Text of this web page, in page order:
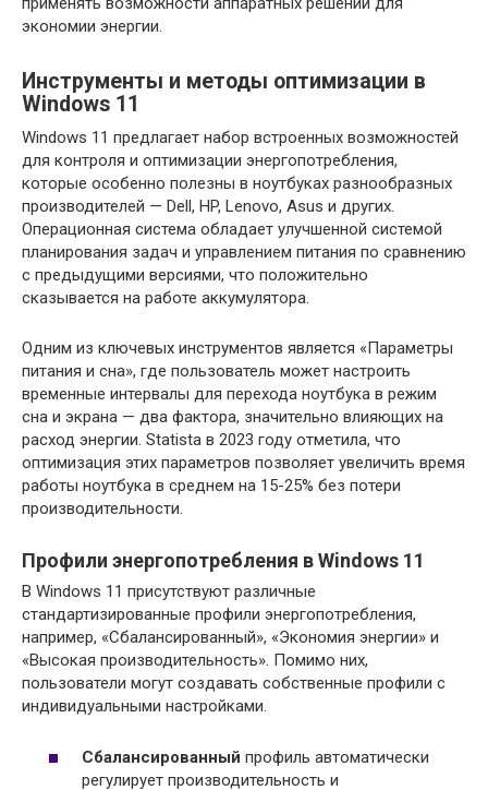
экономии энергии.
Инструменты и методы оптимизации в
Windows 11
Windows 11 предлагает набор встроенных возможностей
для контроля и оптимизации энергопотребления,
которые особенно полезны в ноутбуках разнообразных
производителей — Dell, HP, Lenovo, Asus и других.
Операционная система обладает улучшенной системой
планирования задач и управлением питания по сравнению
с предыдущими версиями, что положительно
сказывается на работе аккумулятора.
Одним из ключевых инструментов является «Параметры
питания и сна», где пользователь может настроить
временные интервалы для перехода ноутбука в режим
сна и экрана — два фактора, значительно влияющих на
расход энергии. Statista в 2023 году отметила, что
оптимизация этих параметров позволяет увеличить время
работы ноутбука в среднем на 15-25% без потери
производительности.
Профили энергопотребления в Windows 11
В Windows 11 присутствуют различные
стандартизированные профили энергопотребления,
например, «Сбалансированный», «Экономия энергии» и
«Высокая производительность». Помимо них,
пользователи могут создавать собственные профили с
индивидуальными настройками.
Сбалансированный профиль автоматически
регулирует производительность и